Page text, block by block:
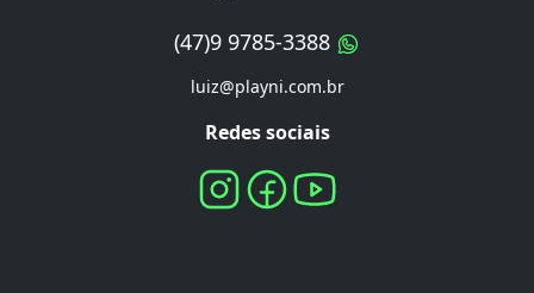
(47)9 9785-3388
luiz@playni.com.br
Redes sociais